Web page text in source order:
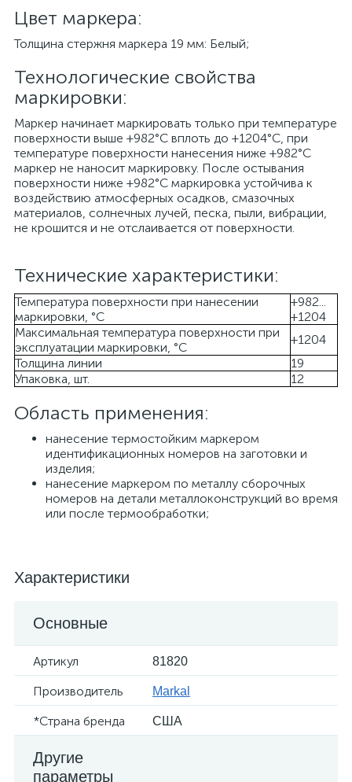
Цвет маркера:
Толщина стержня маркера 19 мм: Белый;
Технологические свойства
маркировки:
Маркер начинает маркировать только при температуре
поверхности выше +982°С вплоть до +1204°С, при
температуре поверхности нанесения ниже +982°С
маркер не наносит маркировку. После остывания
поверхности ниже +982°С маркировка устойчива к
воздействию атмосферных осадков, смазочных
материалов, солнечных лучей, песка, пыли, вибрации,
не крошится и не отслаивается от поверхности.
Технические характеристики:
Температура поверхности при нанесении
маркировки, °С
+982...
+1204
Максимальная температура поверхности при
эксплуатации маркировки, °С
+1204
Толщина линии
19
Упаковка, шт.
12
Область применения:
нанесение термостойким маркером
идентификационных номеров на заготовки и
изделия;
нанесение маркером по металлу сборочных
номеров на детали металлоконструкций во время
или после термообработки;
Характеристики
Основные
Артикул 81820
Производитель Markal
*Страна бренда США
Другие
параметры